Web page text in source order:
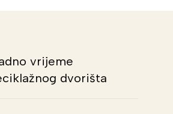
vrijeme
dvorišta